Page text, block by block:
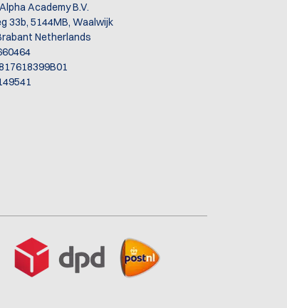
Academy B.V.
33b, 5144MB, Waalwijk
Netherlands